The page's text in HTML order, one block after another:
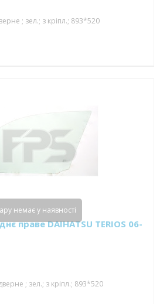
; зел.; з кріпл.; 893*520
праве DAIHATSU TERIOS 06-
; зел.; з кріпл.; 893*520
немає у наявності